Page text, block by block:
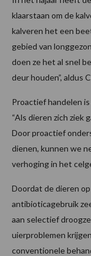
klaarstaan om de
kalveren het een
gebied van
doen ze het al snel
deur houden”, aldus
Proactief handelen
“Als dieren zich ziek
Door proactief
dienen, kunnen we
verhoging in het
Doordat de dieren
antibioticagebruik
aan selectief
uierproblemen
conventionele